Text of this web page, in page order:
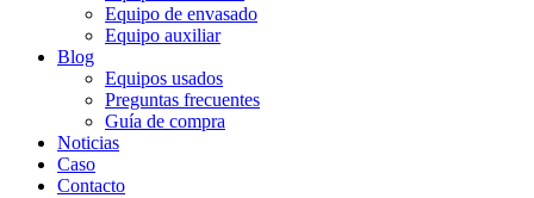
Equipo de envasado
Equipo auxiliar
Blog
Equipos usados
Preguntas frecuentes
Guía de compra
Noticias
Caso
Contacto